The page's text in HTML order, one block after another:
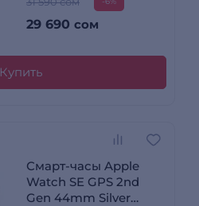
29 690 сом
Купить
Смарт-часы Apple
Watch SE GPS 2nd
Gen 44mm Silver